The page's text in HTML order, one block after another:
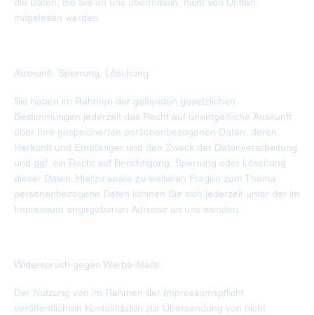
mitgelesen werden.
Auskunft, Sperrung, Löschung
Sie haben im Rahmen der geltenden gesetzlichen
Bestimmungen jederzeit das Recht auf unentgeltliche Auskunft
über Ihre gespeicherten personenbezogenen Daten, deren
Herkunft und Empfänger und den Zweck der Datenverarbeitung
und ggf. ein Recht auf Berichtigung, Sperrung oder Löschung
dieser Daten. Hierzu sowie zu weiteren Fragen zum Thema
personenbezogene Daten können Sie sich jederzeit unter der im
Impressum angegebenen Adresse an uns wenden.
Widerspruch gegen Werbe-Mails
Der Nutzung von im Rahmen der Impressumspflicht
veröffentlichten Kontaktdaten zur Übersendung von nicht